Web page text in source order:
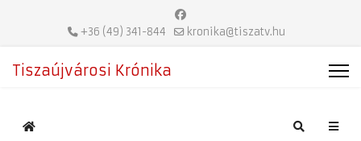
+36 (49) 341-844 kronika@tiszatv.hu
Tiszaújvárosi Krónika
Home Search